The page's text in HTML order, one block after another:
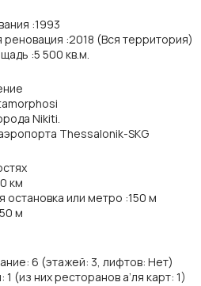
:1993
реновация :2018 (Вся территория)
:5 500 кв.м.
Nikiti.
Thessalonik-SKG
км
остановка или метро :150 м
50 м
6 (этажей: 3, лифтов: Нет)
(из них ресторанов а’ля карт: 1)